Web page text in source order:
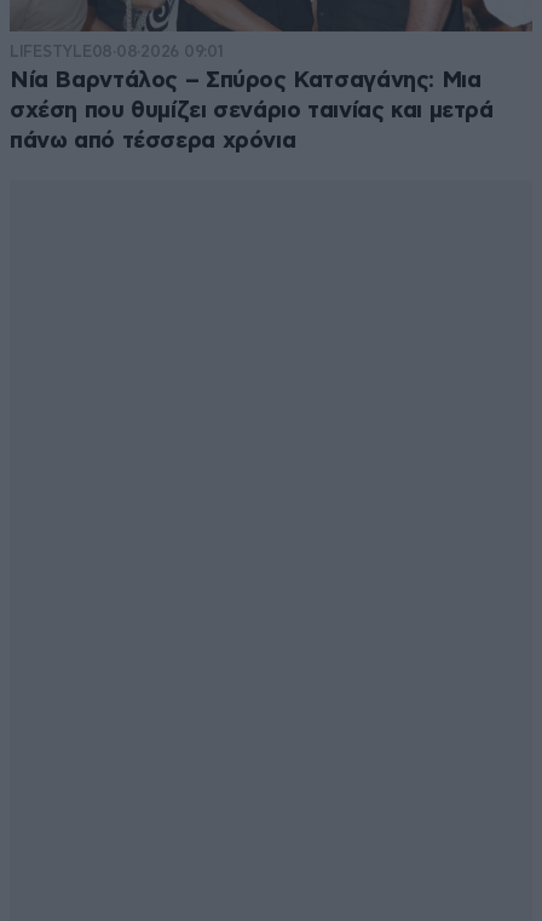
LIFESTYLE08·08·2026 09:01
Νία Βαρντάλος – Σπύρος Κατσαγάνης: Μια
σχέση που θυμίζει σενάριο ταινίας και μετρά
πάνω από τέσσερα χρόνια